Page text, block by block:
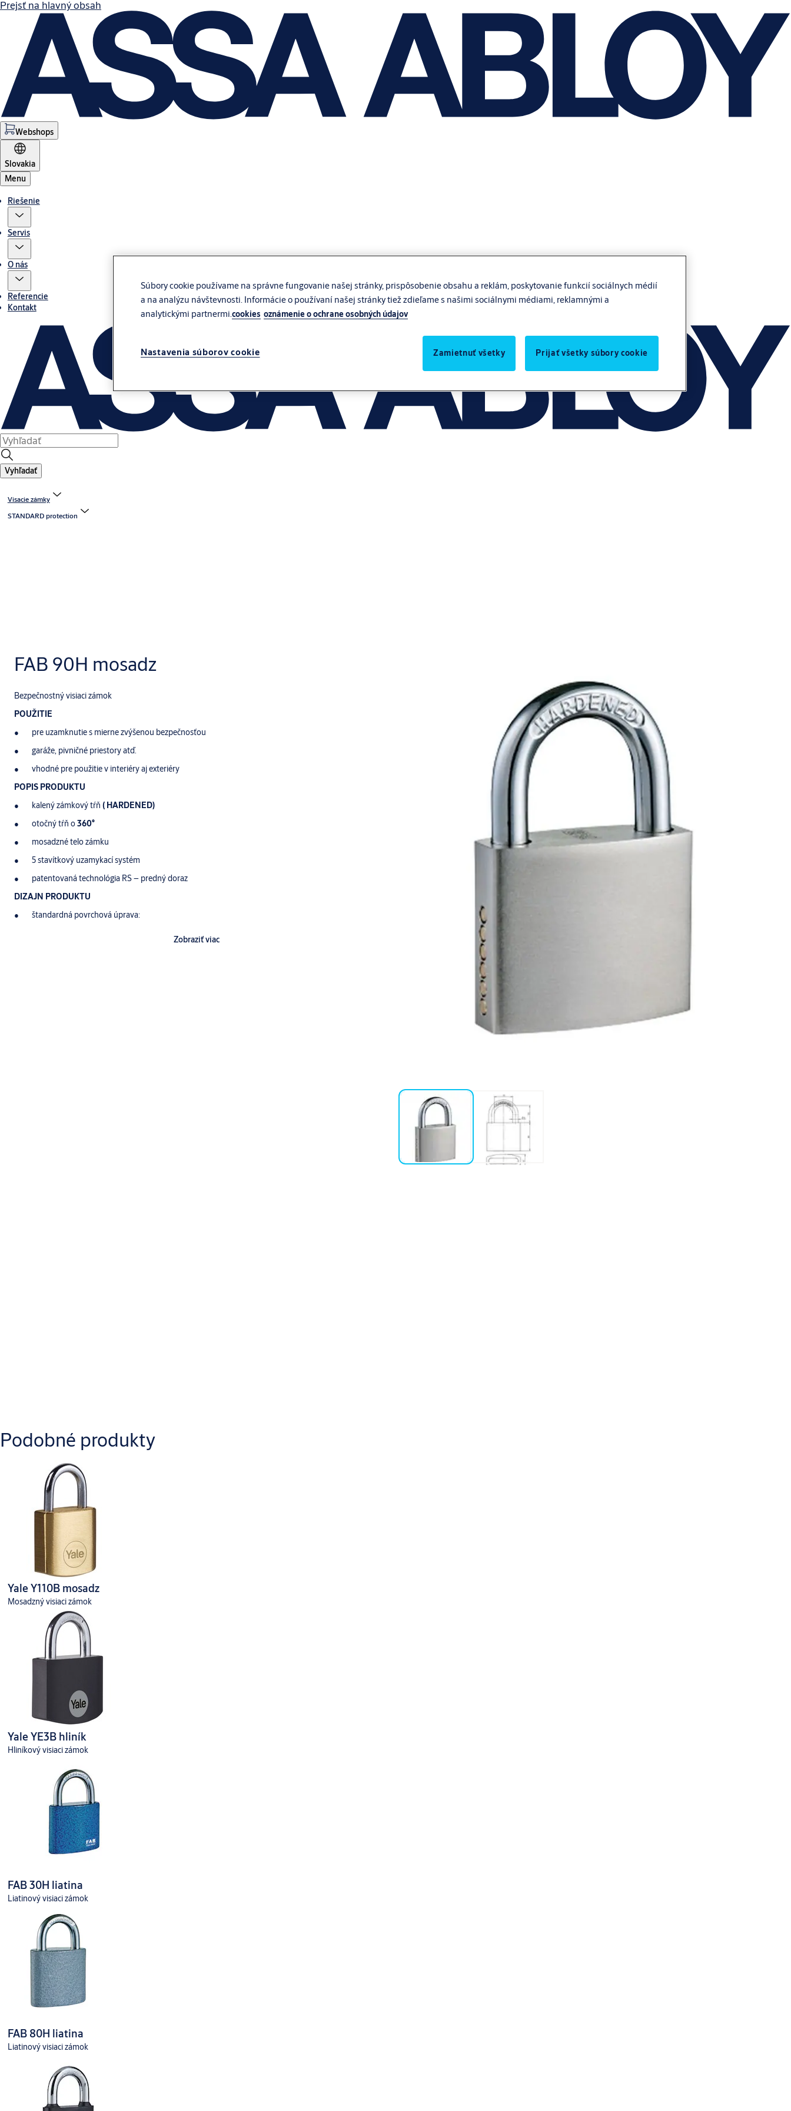
Prejsť na hlavný obsah
Webshops
Slovakia
Menu
Riešenie
Servis
O nás
Referencie
Kontakt
Vyhľadať
Visacie zámky
STANDARD protection
FAB 90H mosadz
Bezpečnostný visiaci zámok
POUŽITIE
pre uzamknutie s mierne zvýšenou bezpečnosťou
garáže, pivničné priestory atď.
vhodné pre použitie v interiéry aj exteriéry
POPIS PRODUKTU
kalený zámkový tŕň ( HARDENED)
otočný tŕň o360°
mosadzné telo zámku
5 stavítkový uzamykací systém
patentovaná technológia RS – predný doraz
DIZAJN PRODUKTU
štandardná povrchová úprava:
Zobraziť viac
FAB_FAB_90_Product_information_1.pdf
Podobné produkty
Yale Y110B mosadz
Mosadzný visiaci zámok
Yale YE3B hliník
Hliníkový visiaci zámok
FAB 30H liatina
Liatinový visiaci zámok
FAB 80H liatina
Liatinový visiaci zámok
Súbory cookie používame na správne fungovanie našej stránky, prispôsobenie obsahu a reklám, poskytovanie funkcií sociálnych médií
a na analýzu návštevnosti. Informácie o používaní našej stránky tiež zdieľame s našimi sociálnymi médiami, reklamnými a
analytickými partnermi.cookies oznámenie o ochrane osobných údajov
Nastavenia súborov cookie Zamietnuť všetky Prijať všetky súbory cookie